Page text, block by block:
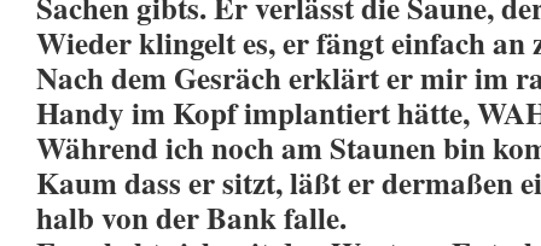
Wieder klingelt es, er fängt einfach an
Nach dem Gesräch erklärt er mir im
Handy im Kopf implantiert hätte,
Während ich noch am Staunen bin
Kaum dass er sitzt, läßt er dermaßen
halb von der Bank falle.